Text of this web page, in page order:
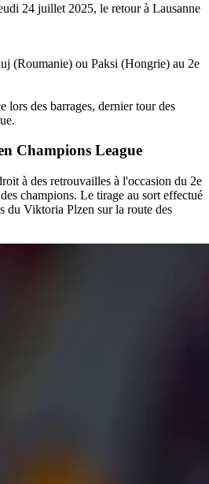
24 juillet 2025, le retour à Lausanne
(Roumanie) ou Paksi (Hongrie) au 2e
lors des barrages, dernier tour des
Champions League
à des retrouvailles à l'occasion du 2e
champions. Le tirage au sort effectué
du Viktoria Plzen sur la route des